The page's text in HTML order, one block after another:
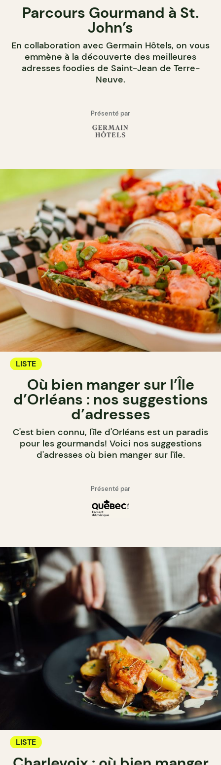
Parcours Gourmand à St.
John’s
En collaboration avec Germain Hôtels, on vous
emmène à la découverte des meilleures
adresses foodies de Saint-Jean de Terre-
Neuve.
Présenté par
LISTE
Où bien manger sur l’Île
d’Orléans : nos suggestions
d’adresses
C'est bien connu, l'île d'Orléans est un paradis
pour les gourmands! Voici nos suggestions
d'adresses où bien manger sur l'île.
Présenté par
LISTE